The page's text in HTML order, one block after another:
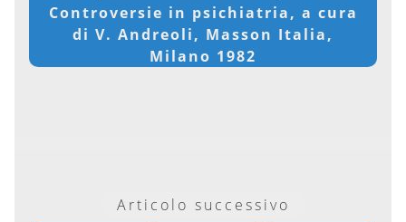
Controversie in psichiatria, a cura
di V. Andreoli, Masson Italia,
Milano 1982
Articolo successivo